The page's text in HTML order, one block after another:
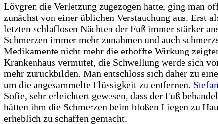
Lövgren die Verletzung zugezogen hatte, ging man
zunächst von einer üblichen Verstauchung aus. Erst
letzten schlaflosen Nächten der Fuß immer stärker
Schmerzen immer mehr zunahmen und auch
Medikamente nicht mehr die erhoffte Wirkung
Krankenhaus vermutet, die Schwellung werde sich
mehr zurückbilden. Man entschloss sich daher zu
um die angesammelte Flüssigkeit zu entfernen. Stefan
Sofie, sehr erleichtert gewesen, dass der Fuß
hätten ihm die Schmerzen beim bloßen Liegen zu
erheblich zu schaffen gemacht.